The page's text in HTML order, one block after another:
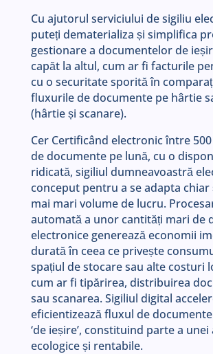
Cu ajutorul serviciului de sigiliu
puteți dematerializa și simplifica
gestionare a documentelor de
capăt la altul, cum ar fi facturile
cu o securitate sporită în
fluxurile de documente pe hârtie
(hârtie și scanare).
Cer Certificând electronic între 500
de documente pe lună, cu o
ridicată, sigiliul dumneavoastră
conceput pentru a se adapta chiar
mai mari volume de lucru.
automată a unor cantități mari de
electronice generează economii
durată în ceea ce privește
spațiul de stocare sau alte costuri
cum ar fi tipărirea, distribuirea
sau scanarea. Sigiliul digital
eficientizează fluxul de
‘de ieșire’, constituind parte a
ecologice și rentabile.